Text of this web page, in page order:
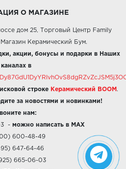
О МАГАЗИНЕ
дом 25, Торговый Центр Family
Керамический Бум.
акции, бонусы и подарки в Наших
каналах в
строке Керамический BOOM .
за новостями и новинками!
нам:
- можно написать в MAX
600-48-49
647-64-46
665-06-03